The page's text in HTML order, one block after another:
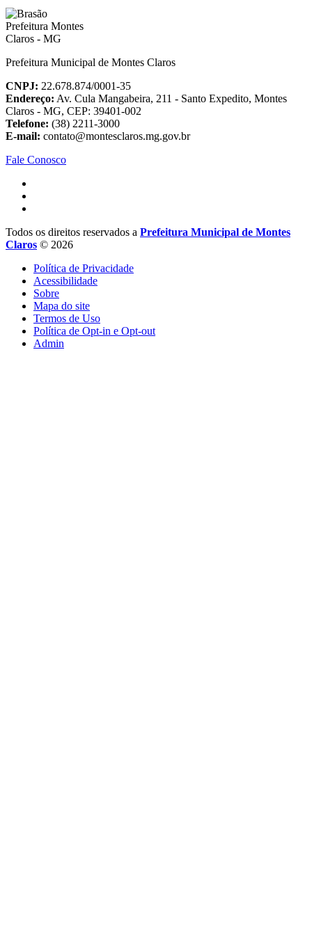
Prefeitura Municipal de Montes Claros
CNPJ: 22.678.874/0001-35
Endereço: Av. Cula Mangabeira, 211 - Santo Expedito, Montes
Claros - MG, CEP: 39401-002
Telefone: (38) 2211-3000
E-mail: contato@montesclaros.mg.gov.br
Fale Conosco
Todos os direitos reservados a Prefeitura Municipal de Montes
Claros © 2026
Política de Privacidade
Acessibilidade
Sobre
Mapa do site
Termos de Uso
Política de Opt-in e Opt-out
Admin